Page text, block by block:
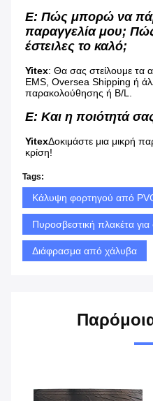
Ε: Πώς μπορώ να
παραγγελία μου;
έστειλες το καλό;
Yitex: Θα σας στείλουμε τα
EMS, Oversea Shipping ή
παρακολούθησης ή B/L.
Ε: Και η ποιότητά
YitexΔοκιμάστε μια μικρή
κρίση!
Tags:
Κάλυψη φορτηγού από
Πυροσβεστική πλακέτα
Διάφρασμα από χάλυβα